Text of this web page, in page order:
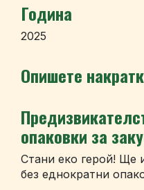
Година
2025
Опишете
опаковки за
Стани еко герой! Ще
без еднократни